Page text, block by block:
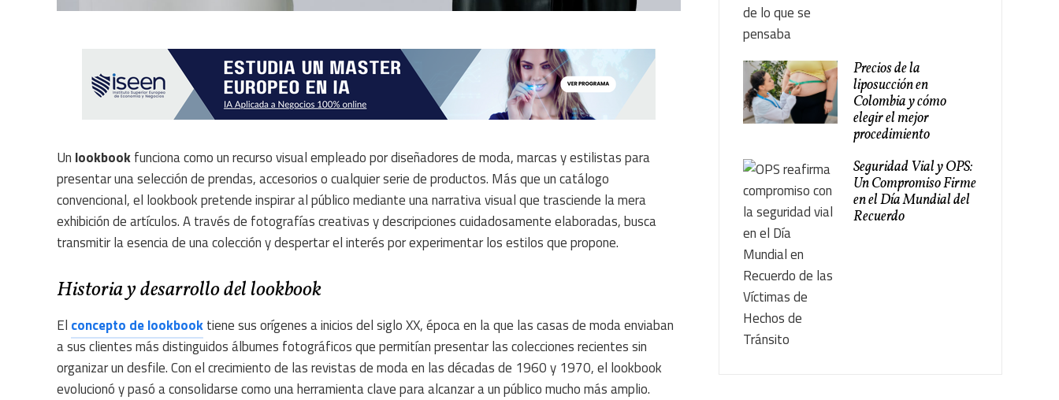
Un lookbookfunciona como un recurso visual empleado por diseñadores de moda, marcas y estilistas para
presentar una selección de prendas, accesorios o cualquier serie de productos. Más que un catálogo
convencional, el lookbook pretende inspirar al público mediante una narrativa visual que trasciende la mera
exhibición de artículos. A través de fotografías creativas y descripciones cuidadosamente elaboradas, busca
transmitir la esencia de una colección y despertar el interés por experimentar los estilos que propone.
Historia y desarrollo del lookbook
El concepto de lookbooktiene sus orígenes a inicios del siglo XX, época en la que las casas de moda enviaban
a sus clientes más distinguidos álbumes fotográficos que permitían presentar las colecciones recientes sin
organizar un desfile. Con el crecimiento de las revistas de moda en las décadas de 1960 y 1970, el lookbook
evolucionó y pasó a consolidarse como una herramienta clave para alcanzar a un público mucho más amplio.
Precios de la
liposucción en
Colombia y cómo
elegir el mejor
procedimiento
Seguridad Vial y OPS:
Un Compromiso Firme
en el Día Mundial del
Recuerdo